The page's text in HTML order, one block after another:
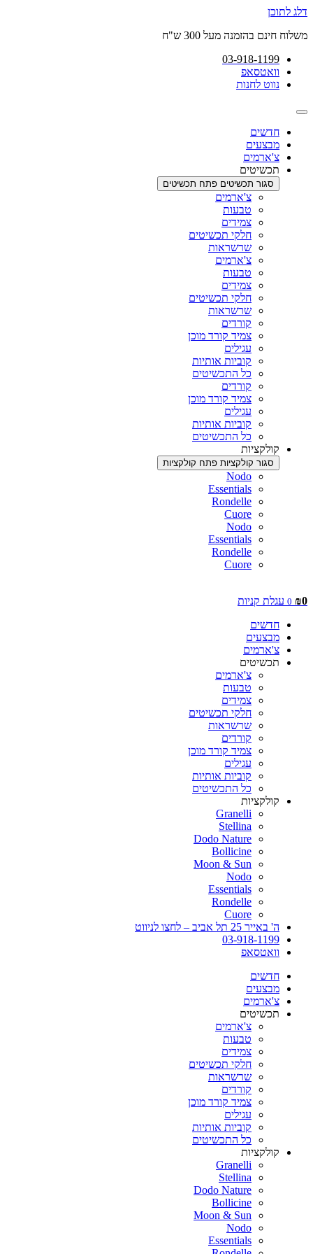
דלג לתוכן
משלוח חינם בהזמנה מעל 300 ש"ח
03-918-1199
וואטסאפ
נווט לחנות
חדשים
מבצעים
צ'ארמים
תכשיטים
סגור תכשיטים פתח תכשיטים
צ'ארמים
טבעות
צמידים
חלקי תכשיטים
שרשראות
צ'ארמים
טבעות
צמידים
חלקי תכשיטים
שרשראות
קורדים
צמיד קורד מוכן
עגילים
קוביות אותיות
כל התכשיטים
קורדים
צמיד קורד מוכן
עגילים
קוביות אותיות
כל התכשיטים
קולקציות
סגור קולקציות פתח קולקציות
Nodo
Essentials
Rondelle
Cuore
Nodo
Essentials
Rondelle
Cuore
₪0
0 עגלת קניות
חדשים
מבצעים
צ'ארמים
תכשיטים
צ'ארמים
טבעות
צמידים
חלקי תכשיטים
שרשראות
קורדים
צמיד קורד מוכן
עגילים
קוביות אותיות
כל התכשיטים
קולקציות
Granelli
Stellina
Dodo Nature
Bollicine
Moon & Sun
Nodo
Essentials
Rondelle
Cuore
ה' באייר 25 תל אביב – לחצו לניווט
03-918-1199
וואטסאפ
חדשים
מבצעים
צ'ארמים
תכשיטים
צ'ארמים
טבעות
צמידים
חלקי תכשיטים
שרשראות
קורדים
צמיד קורד מוכן
עגילים
קוביות אותיות
כל התכשיטים
קולקציות
Granelli
Stellina
Dodo Nature
Bollicine
Moon & Sun
Nodo
Essentials